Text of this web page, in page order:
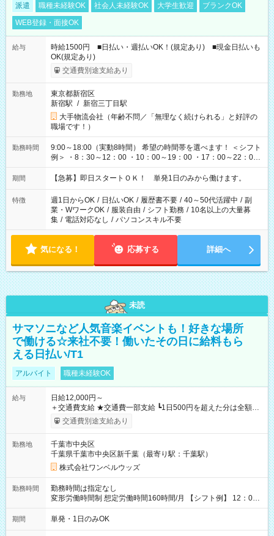
派遣 職種未経験OK 社会人未経験OK 大学生歓迎
ブランクOK
WEB登録・面接OK
給与
時給1500円 ■日払い・週払いOK！(規定あり) ■現金日払いも
OK(規定あり)
交通費別途支給あり
勤務地
東京都新宿区
新宿駅 / 新宿三丁目駅
大手物流会社（年齢不問／「無理なく続けられる」と好評の
職場です！）
勤務時間
9:00～18:00（実動8時間） 希望の時間帯を選べます！ ＜シフト
例＞ ・8：30～12：00 ・10：00～19：00 ・17：00～22：00
・13：00～22：00 ・22：00～翌6：00 など
期間 【急募】即日スタートＯＫ！ 単発1日のみから働けます。
特徴 週1日からOK / 日払いOK / 履歴書不要 / 40～50代活躍中 / 副
業・WワークOK / 服装自由 / シフト勤務 / 10名以上の大量募
集 / 電話対応なし / パソコンスキル不要
気になる！ 応募する 詳細へ
未読
サマソニなど人気音楽イベントも！好きな場所
で働ける☆来社不要！働いたその日に給料もら
える日払い/T1
アルバイト 職種未経験OK
給与
日給12,000円～
＋交通費支給 ★交通費一部支給 ┗1日500円を超えた分は全額支
給！ ※往復500円以内の方は自己負担となります ★日払いOK！
（規定あり） ┗働いたその日に現金GET♪ お仕事後はコンビニ
なし
交通費別途支給あり
勤務地
千葉市中央区
千葉県千葉市中央区新千葉（最寄り駅：千葉駅）
株式会社ワンベルウッズ
勤務時間
勤務時間は指定なし
変形労働時間制 想定労働時間160時間/月 【シフト例】 12：00
～22：00
期間 単発・1日のみOK